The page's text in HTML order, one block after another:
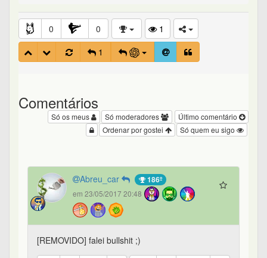
0 0
1
1
Comentários
Último comentário
Só moderadores
Só os meus
Só quem eu sigo
Ordenar por gostei
Abreu_car 186º
em 23/05/2017 20:48
[REMOVIDO] falei bullshit ;)